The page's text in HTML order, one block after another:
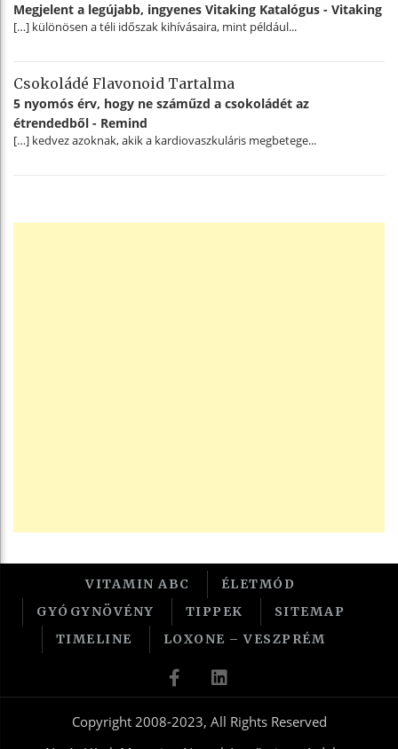
Megjelent a legújabb, ingyenes Vitaking Katalógus - Vitaking
[…] különösen a téli időszak kihívásaira, mint például...
Csokoládé Flavonoid Tartalma
5 nyomós érv, hogy ne száműzd a csokoládét az
étrendedből - Remind
[…] kedvez azoknak, akik a kardiovaszkuláris megbetege...
VITAMIN ABC
ÉLETMÓD
GYÓGYNÖVÉNY
TIPPEK
SITEMAP
TIMELINE
LOXONE – VESZPRÉM
Copyright 2008-2023, All Rights Reserved